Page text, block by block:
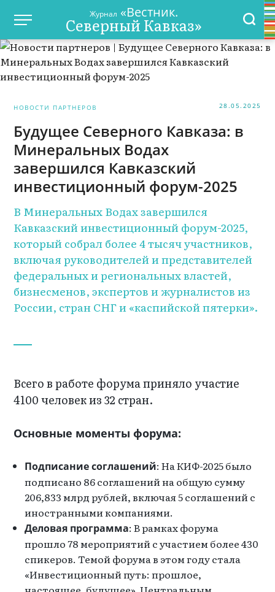
Журнал «Вестник.
Северный Кавказ»
НОВОСТИ ПАРТНЕРОВ 28.05.2025
Будущее Северного Кавказа: в
Минеральных Водах
завершился Кавказский
инвестиционный форум-2025
В Минеральных Водах завершился
Кавказский инвестиционный форум-2025,
который собрал более 4 тысяч участников,
включая руководителей и представителей
федеральных и региональных властей,
бизнесменов, экспертов и журналистов из
России, стран СНГ и «каспийской пятерки».
Всего в работе форума приняло участие
4100 человек из 32 стран.
Основные моменты форума:
Подписание соглашений: На КИФ-2025 было
подписано 86 соглашений на общую сумму
206,833 млрд рублей, включая 5 соглашений с
иностранными компаниями.
Деловая программа: В рамках форума
прошло 78 мероприятий с участием более 430
спикеров. Темой форума в этом году стала
«Инвестиционный путь: прошлое,